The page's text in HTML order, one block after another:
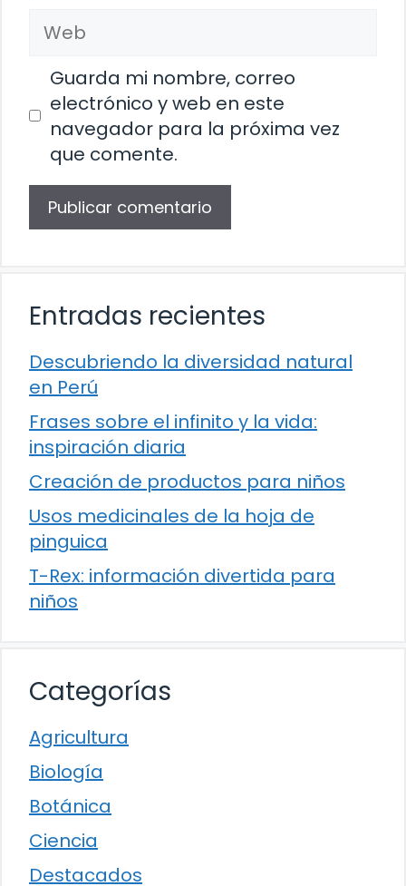
Web
Guarda mi nombre, correo
electrónico y web en este
navegador para la próxima vez
que comente.
Entradas recientes
Descubriendo la diversidad natural
en Perú
Frases sobre el infinito y la vida:
inspiración diaria
Creación de productos para niños
Usos medicinales de la hoja de
pinguica
T-Rex: información divertida para
niños
Categorías
Agricultura
Biología
Botánica
Ciencia
Destacados